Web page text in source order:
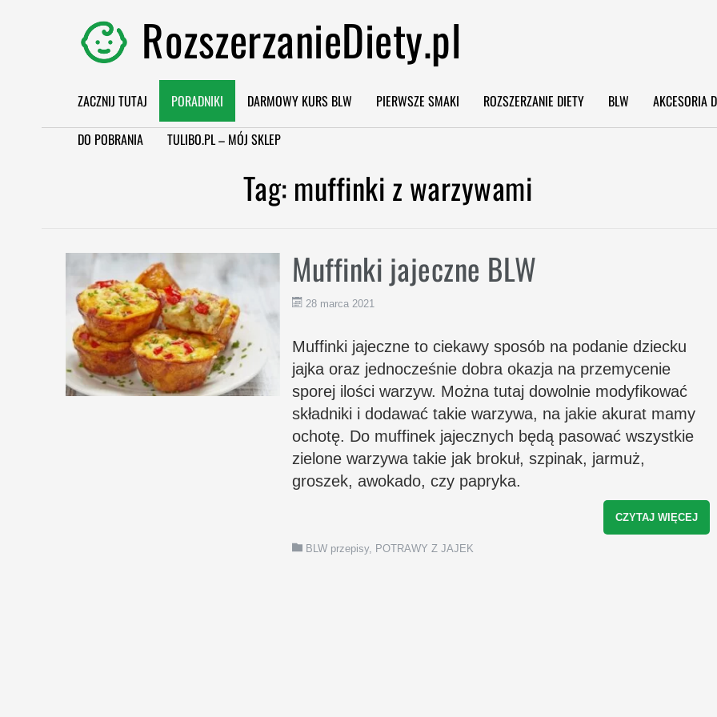
RozszerzanieDiety.pl
ZACZNIJ TUTAJ PORADNIKI DARMOWY KURS BLW PIERWSZE SMAKI ROZSZERZANIE DIETY BLW
AKCESORIA
DO POBRANIA
TULIBO.PL – MÓJ SKLEP
Tag: muffinki z warzywami
Muffinki jajeczne BLW
28 marca 2021
Muffinki jajeczne to ciekawy sposób na podanie dziecku
jajka oraz jednocześnie dobra okazja na przemycenie
sporej ilości warzyw. Można tutaj dowolnie modyfikować
składniki i dodawać takie warzywa, na jakie akurat mamy
ochotę. Do muffinek jajecznych będą pasować wszystkie
zielone warzywa takie jak brokuł, szpinak, jarmuż,
groszek, awokado, czy papryka.
CZYTAJ WIĘCEJ
BLW przepisy, POTRAWY Z JAJEK
Imię*
Email
Po przesłaniu formularza otrzymasz
mail zwrotny z linkiem do pobrania
wyrażam zgodę na przesyłanie informacji
nowościach, promocjach, produktach i
usługach świadczonych przez
rozszerzaniediety.pl. Zgodę można w
chwili wycofać, a szczegóły związane z
przetwarzaniem Twoich danych
znajdziesz wpolityce prywatności *